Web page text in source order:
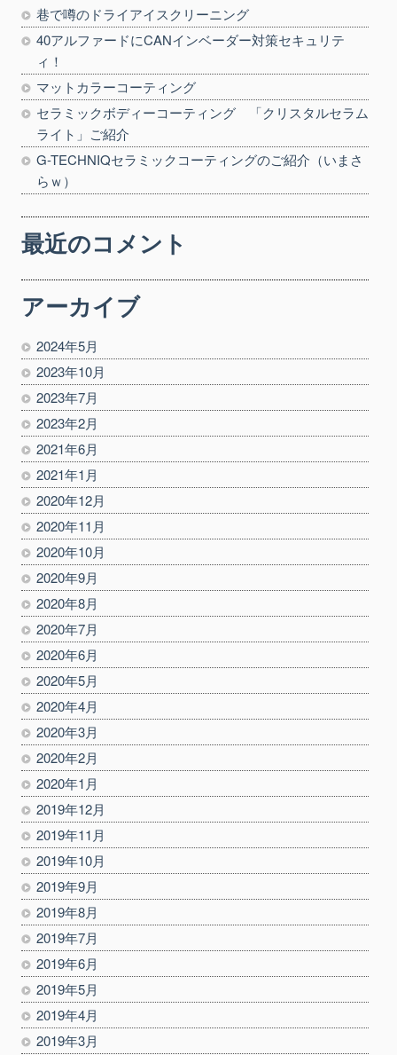
巷で噂のドライアイスクリーニング
40アルファードにCANインベーダー対策セキュリテ
ィ！
マットカラーコーティング
セラミックボディーコーティング 「クリスタルセラム
ライト」ご紹介
G-TECHNIQセラミックコーティングのご紹介（いまさ
らｗ）
最近のコメント
アーカイブ
2024年5月
2023年10月
2023年7月
2023年2月
2021年6月
2021年1月
2020年12月
2020年11月
2020年10月
2020年9月
2020年8月
2020年7月
2020年6月
2020年5月
2020年4月
2020年3月
2020年2月
2020年1月
2019年12月
2019年11月
2019年10月
2019年9月
2019年8月
2019年7月
2019年6月
2019年5月
2019年4月
2019年3月